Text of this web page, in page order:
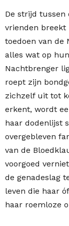
De strijd tussen
vrienden breekt
toedoen van de
alles wat op
Nachtbrenger
roept zijn
zichzelf uit tot
erkent, wordt
haar dodenlijst
overgebleven
van de
voorgoed
de genadeslag
leven die haar
haar roemloze